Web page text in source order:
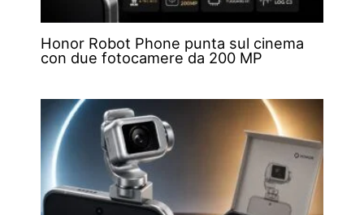
Honor Robot Phone punta sul cinema
con due fotocamere da 200 MP